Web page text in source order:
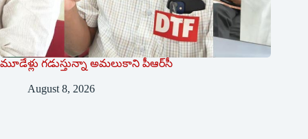
మూడేళ్లు గ‌డుస్తున్నా అమ‌లుకాని పీఆర్‌సీ
August 8, 2026